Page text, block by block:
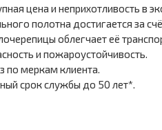
цена и неприхотливость в
полотна достигается за
облегчает её
и пожароустойчивость.
по меркам клиента.
срок службы до 50 лет*.